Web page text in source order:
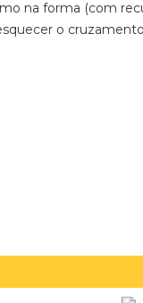
na forma (com
o